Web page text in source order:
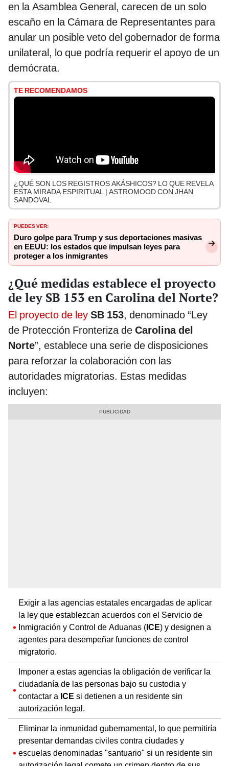
en la Asamblea General, carecen de un solo
escaño en la Cámara de Representantes para
anular un posible veto del gobernador de forma
unilateral, lo que podría requerir el apoyo de un
demócrata.
TE RECOMENDAMOS
¿QUÉ SON LOS REGISTROS AKÁSHICOS? LO QUE REVELA
ESTA MIRADA ESPIRITUAL | ASTROMOOD CON JHAN
SANDOVAL
PUEDES VER:
Duro golpe para Trump y sus deportaciones masivas
en EEUU: los estados que impulsan leyes para
proteger a los inmigrantes
¿Qué medidas establece el proyecto
de ley SB 153 en Carolina del Norte?
El proyecto de ley SB 153, denominado “Ley
de Protección Fronteriza de Carolina del
Norte”, establece una serie de disposiciones
para reforzar la colaboración con las
autoridades migratorias. Estas medidas
incluyen:
Exigir a las agencias estatales encargadas de aplicar
la ley que establezcan acuerdos con el Servicio de
Inmigración y Control de Aduanas (ICE) y designen a
agentes para desempeñar funciones de control
migratorio.
Imponer a estas agencias la obligación de verificar la
ciudadanía de las personas bajo su custodia y
contactar a ICE si detienen a un residente sin
autorización legal.
Eliminar la inmunidad gubernamental, lo que permitiría
presentar demandas civiles contra ciudades y
escuelas denominadas "santuario" si un residente sin